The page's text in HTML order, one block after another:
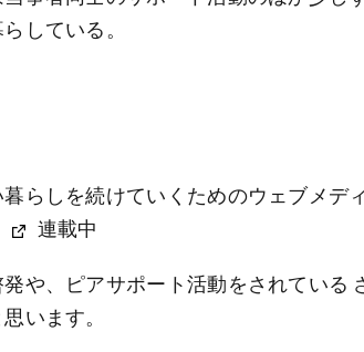
している。
暮らしを続けていくためのウェブメ
連載中
や、ピアサポート活動をされている
います。